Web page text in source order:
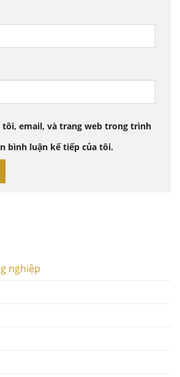
tôi, email, và trang web trong trình
bình luận kế tiếp của tôi.
nghiệp